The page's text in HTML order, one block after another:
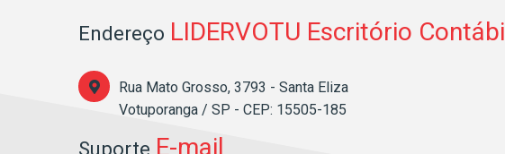
Endereço LIDERVOTU Escritório Contábil
Rua Mato Grosso, 3793 - Santa Eliza
Votuporanga / SP - CEP: 15505-185
Suporte E-mail